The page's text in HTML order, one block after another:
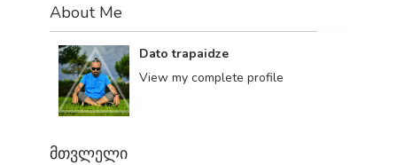
About Me
Dato trapaidze
View my complete profile
მთვლელი